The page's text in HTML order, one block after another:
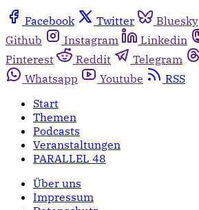
Facebook Twitter Bluesky
Github
Instagram Linkedin
Pinterest
Reddit Telegram
Whatsapp
Youtube
RSS
Start
Themen
Podcasts
Veranstaltungen
PARALLEL 48
Über uns
Impressum